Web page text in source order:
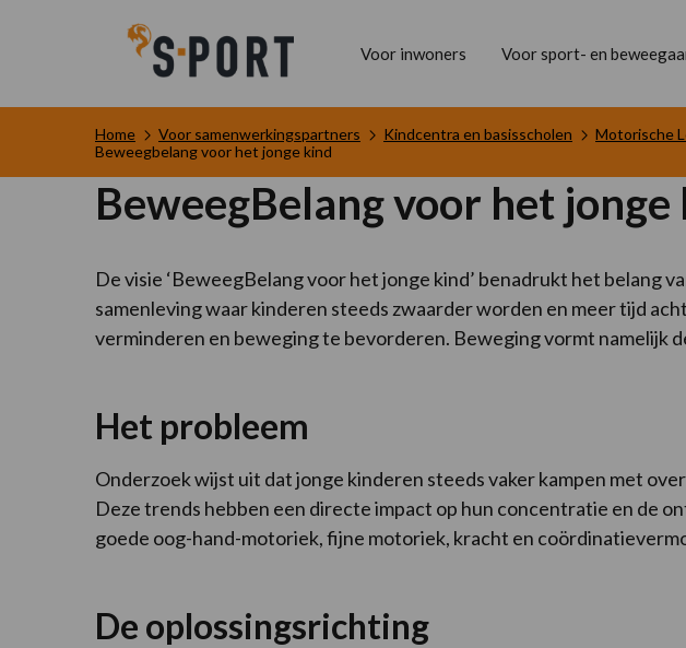
Voor inwoners Voor sport- en
Home Voor samenwerkingspartners Kindcentra en basisscholen Motorische
Beweegbelang voor het jonge kind
BeweegBelang voor het
De visie ‘BeweegBelang voor het jonge kind’ benadrukt het belang
samenleving waar kinderen steeds zwaarder worden en meer tijd
verminderen en beweging te bevorderen. Beweging vormt namelijk
Het probleem
Onderzoek wijst uit dat jonge kinderen steeds vaker kampen met
Deze trends hebben een directe impact op hun concentratie en de
goede oog-hand-motoriek, fijne motoriek, kracht en
De oplossingsrichting